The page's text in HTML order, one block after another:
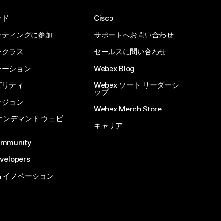
ィングに参加
ラス
ション
ティ
ョン
ンデマンド ウェビ
イノベーション
Cisco
サポートへお問い合わせ
セールスに問い合わせ
Webex Blog
Webex ソート リーダーシ
ップ
Webex Merch Store
キャリア